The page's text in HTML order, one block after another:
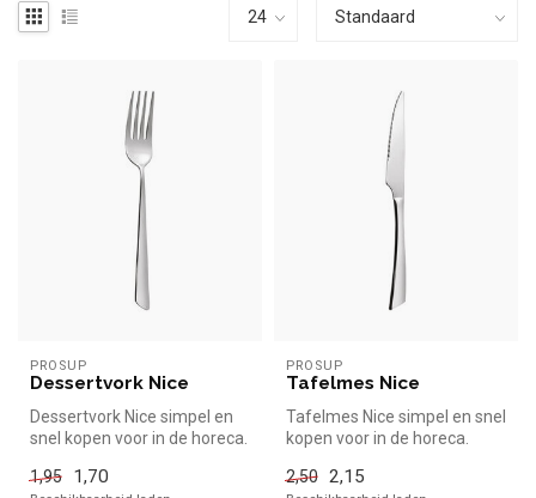
PROSUP
Dessertvork Nice
Dessertvork Nice simpel en
snel kopen voor in de horeca.
1,95
1,70
PROSUP
Tafelmes Nice
Tafelmes Nice simpel en snel
kopen voor in de horeca.
2,50 2,15